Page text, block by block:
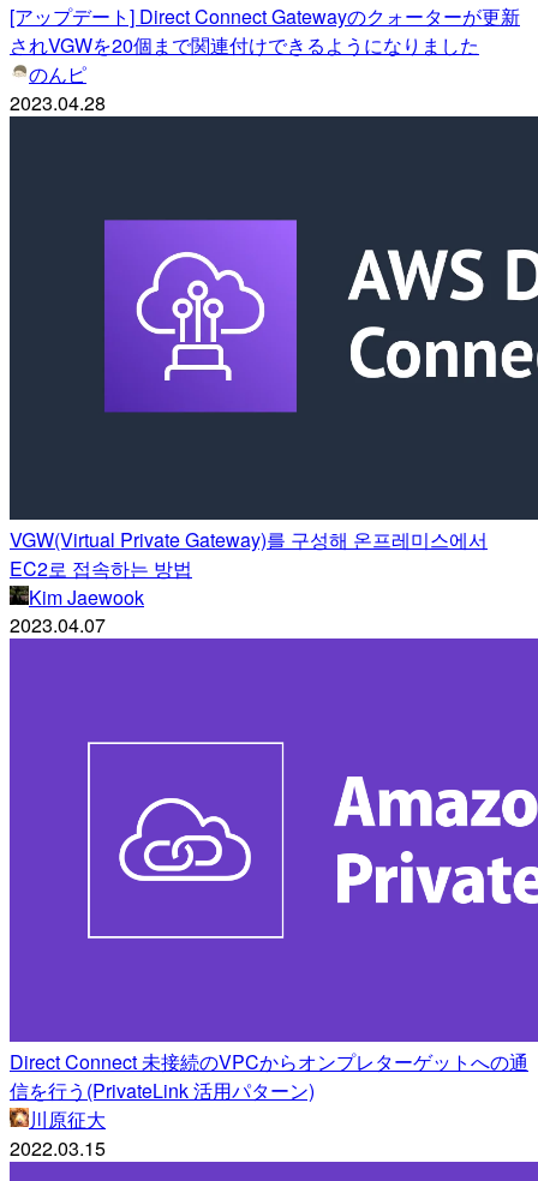
[アップデート] Direct Connect Gatewayのクォーターが更新
されVGWを20個まで関連付けできるようになりました
のんピ
2023.04.28
VGW(Virtual Private Gateway)를 구성해 온프레미스에서
EC2로 접속하는 방법
Kim Jaewook
2023.04.07
Direct Connect 未接続のVPCからオンプレターゲットへの通
信を行う(PrivateLink 活用パターン)
川原征大
2022.03.15